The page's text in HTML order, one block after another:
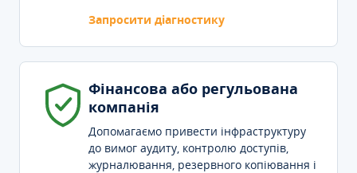
Запросити діагностику
Фінансова або регульована
компанія
Допомагаємо привести інфраструктуру
до вимог аудиту, контролю доступів,
журналювання, резервного копіювання і